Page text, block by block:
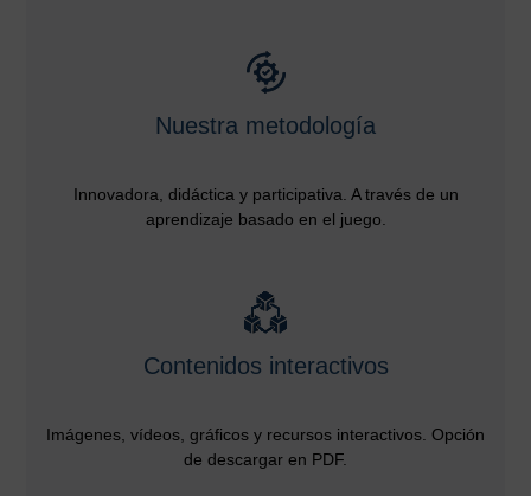
Nuestra metodología
Innovadora, didáctica y participativa. A través de un
aprendizaje basado en el juego.
Contenidos interactivos
Imágenes, vídeos, gráficos y recursos interactivos. Opción
de descargar en PDF.